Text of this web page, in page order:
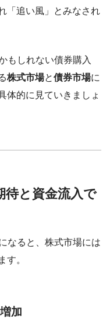
「追い風」とみなされ
もしれない債券購入
株式市場と債券市場に
体的に見ていきましょ
待と資金流入で
なると、株式市場には
す。
加